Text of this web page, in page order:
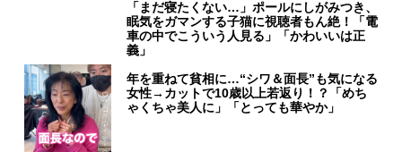
「まだ寝たくない…」ポールにしがみつき、
眠気をガマンする子猫に視聴者もん絶！「電
車の中でこういう人見る」「かわいいは正
義」
年を重ねて貧相に…“シワ＆面長”も気になる
女性→カットで10歳以上若返り！？「めち
ゃくちゃ美人に」「とっても華やか」